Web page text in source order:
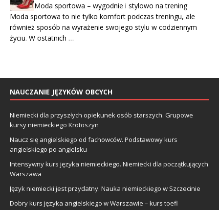
Moda sportowa – wygodnie i stylowo na trening
Moda sportowa to nie tylko komfort podczas treningu, ale
również sposób na wyrażenie swojego stylu w codziennym
życiu. W ostatnich …
NAUCZANIE JĘZYKÓW OBCYCH
Niemiecki dla przyszłych opiekunek osób starszych. Grupowe
kursy niemieckiego Krotoszyn
Naucz się angielskiego od fachowców. Podstawowy kurs
angielskiego po angielsku
Intensywny kurs języka niemieckiego. Niemiecki dla początkujących
Warszawa
Język niemiecki jest przydatny. Nauka niemieckiego w Szczecinie
Dobry kurs języka angielskiego w Warszawie – kurs toefl